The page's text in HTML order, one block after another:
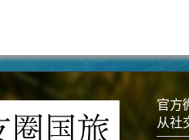
官方
从社